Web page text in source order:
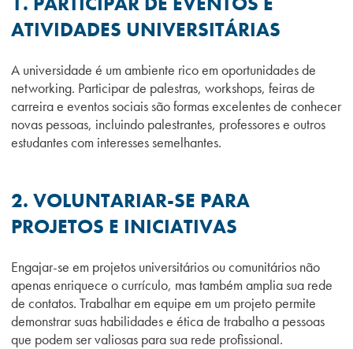
ATIVIDADES UNIVERSITÁRIAS
A universidade é um ambiente rico em oportunidades de
networking. Participar de palestras, workshops, feiras de
carreira e eventos sociais são formas excelentes de conhecer
novas pessoas, incluindo palestrantes, professores e outros
estudantes com interesses semelhantes.
2. VOLUNTARIAR-SE PARA
PROJETOS E INICIATIVAS
Engajar-se em projetos universitários ou comunitários não
apenas enriquece o currículo, mas também amplia sua rede
de contatos. Trabalhar em equipe em um projeto permite
demonstrar suas habilidades e ética de trabalho a pessoas
que podem ser valiosas para sua rede profissional.